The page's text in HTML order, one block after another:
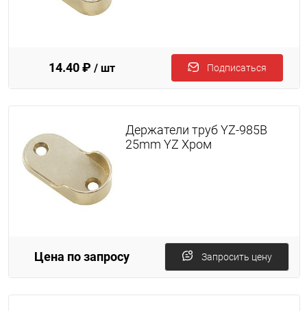
14.40 ₽ / шт Подписаться
Держатели труб YZ-985B
25mm YZ Хром
Цена по запросу Запросить цену